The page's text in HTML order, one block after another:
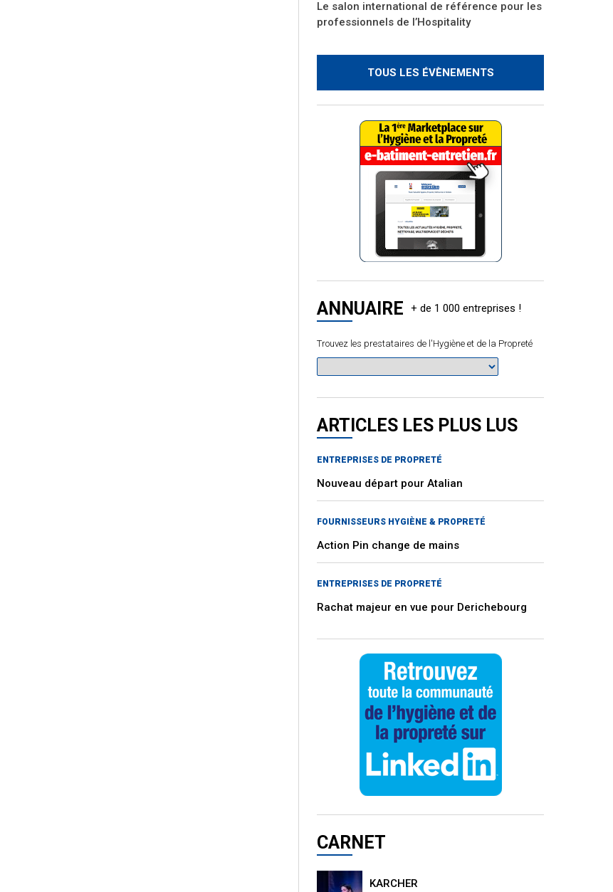
Le salon international de référence pour les
professionnels de l’Hospitality
TOUS LES ÉVÈNEMENTS
ANNUAIRE
Trouvez les prestataires de l'Hygiène et de la Propreté
ARTICLES LES PLUS LUS
ENTREPRISES DE PROPRETÉ
Nouveau départ pour Atalian
FOURNISSEURS HYGIÈNE & PROPRETÉ
Action Pin change de mains
ENTREPRISES DE PROPRETÉ
Rachat majeur en vue pour Derichebourg
CARNET
KARCHER